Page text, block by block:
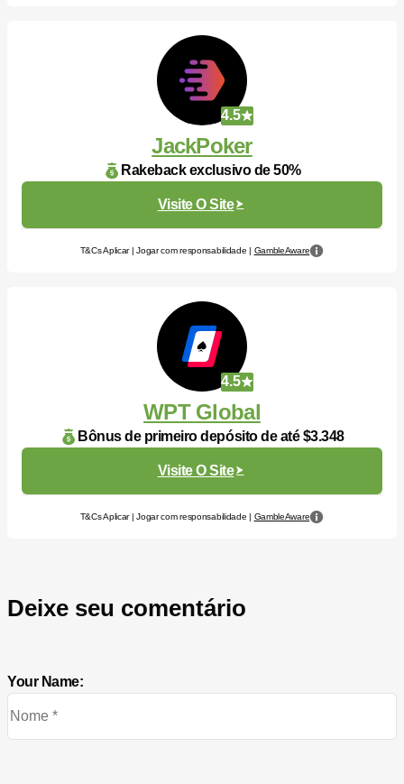
4.5
JackPoker
Rakeback exclusivo de 50%
Visite O Site
T&Cs Aplicar | Jogar com responsabilidade | GambleAware
4.5
WPT Global
Bônus de primeiro depósito de até $3.348
Visite O Site
T&Cs Aplicar | Jogar com responsabilidade | GambleAware
Deixe seu comentário
Your Name: